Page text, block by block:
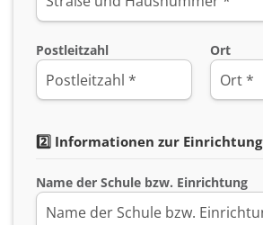
Postleitzahl Ort
2️⃣ Informationen zur Einrichtung
Name der Schule bzw. Einrichtung